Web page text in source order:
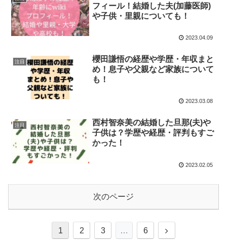
フィール！結婚した夫(加藤医師)
や子供・里親についても！
2023.04.09
注目
櫻田謙悟の経歴や学歴・年収まと
め！息子や父親など家族について
も！
2023.03.08
注目
西村智奈美の結婚した旦那(夫)や
子供は？学歴や経歴・評判もすご
かった！
2023.02.05
次のページ
1 2 3 … 6
次